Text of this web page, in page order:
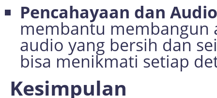
Pencahayaan dan Audio
membantu membangun
audio yang bersih dan
bisa menikmati setiap
Kesimpulan